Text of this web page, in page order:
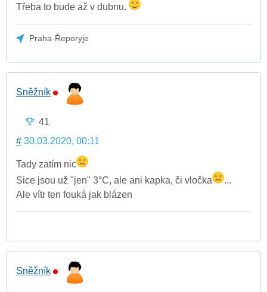
Třeba to bude až v dubnu.
Praha-Řeporyje
Sněžník
41
# 30.03.2020, 00:11
Tady zatím nic
Sice jsou už "jen" 3°C, ale ani kapka, či vločka
...
Ale vítr ten fouká jak blázen
Sněžník